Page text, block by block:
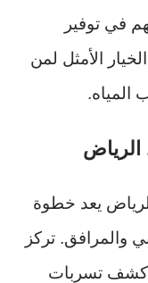
في توفير
الأمثل لمن
يعد خطوة
والمرافق. تركز
كشف تسربات